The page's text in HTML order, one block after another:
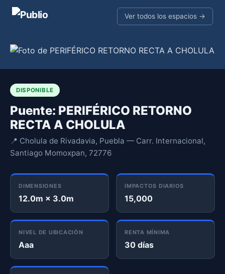
Ver todos los espacios →
DISPONIBLE
Puente: PERIFÉRICO RETORNO
RECTA A CHOLULA
📍 Cholula de Rivadavia, Puebla — Carr. Internacional,
Santiago Momoxpan, 72776
DIMENSIONES
12.0m × 3.0m
IMPACTOS DIARIOS
15,000
NIVEL DE UBICACIÓN
Aaa
RENTA MÍNIMA
30 días